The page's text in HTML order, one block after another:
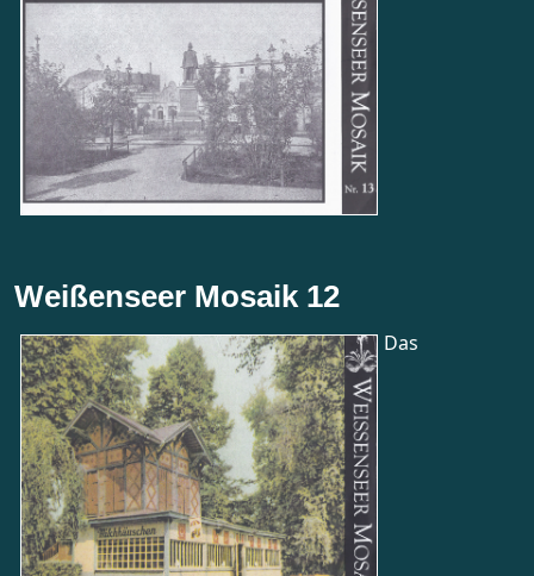
Weißenseer Mosaik 12
Das